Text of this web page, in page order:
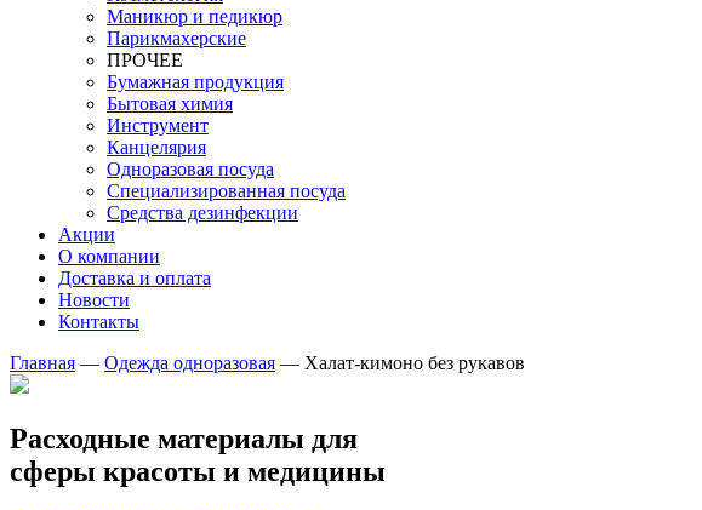
Маникюр и педикюр
Парикмахерские
ПРОЧЕЕ
Бумажная продукция
Бытовая химия
Инструмент
Канцелярия
Одноразовая посуда
Специализированная посуда
Средства дезинфекции
Акции
О компании
Доставка и оплата
Новости
Контакты
Главная — Одежда одноразовая — Халат-кимоно без рукавов
Расходные материалы для
сферы красоты и медицины